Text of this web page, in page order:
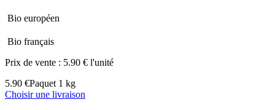
Bio européen
Bio français
Prix de vente : 5.90 € l'unité
5.90 €Paquet 1 kg
Choisir une livraison